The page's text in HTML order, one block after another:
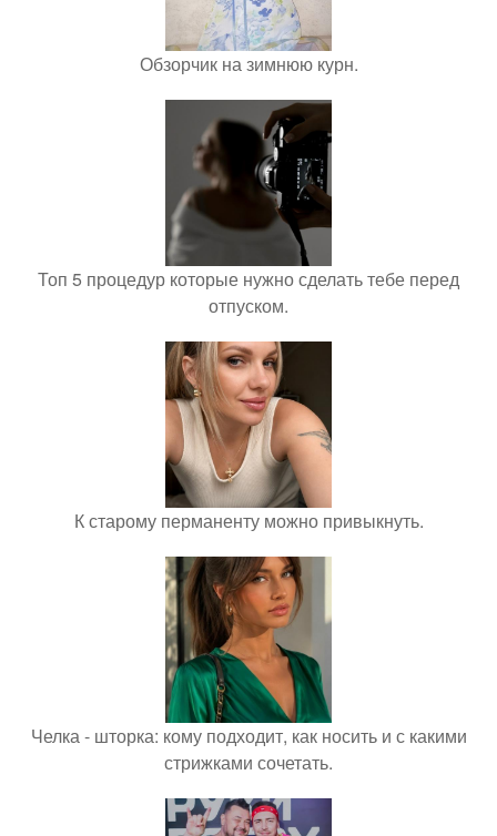
Обзорчик на зимнюю курн.
Топ 5 процедур которые нужно сделать тебе перед
отпуском.
К старому перманенту можно привыкнуть.
Челка - шторка: кому подходит, как носить и с какими
стрижками сочетать.